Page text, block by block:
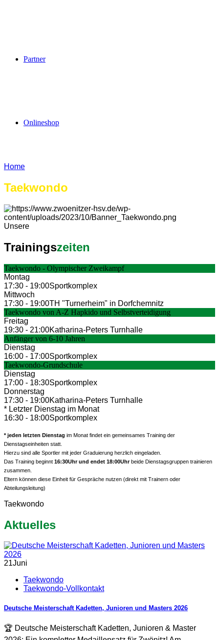
Partner
Onlineshop
Home
Taekwondo
Unsere
Trainingszeiten
Taekwondo - Olympischer Zweikampf
Montag
17:30 - 19:00Sportkomplex
Mittwoch
17:30 - 19:00TH "Turnerheim" in Dorfchemnitz
Taekwondo von A-Z Hapkido und Selbstverteidigung
Freitag
19:30 - 21:00Katharina-Peters Turnhalle
Anfänger von 6-10 Jahren
Dienstag
16:00 - 17:00Sportkomplex
Taekwondo-Grundschule
Dienstag
17:00 - 18:30Sportkomplex
Donnerstag
17:30 - 19:00Katharina-Peters Turnhalle
* Letzter Dienstag im Monat
16:30 - 18:00Sportkomplex
* jeden letzten Dienstag im Monat findet ein gemeinsames Training der
Dienstagseinheiten statt.
Hierzu sind alle Sportler mit jeder Graduierung herzlich eingeladen.
Das Training beginnt 16:30Uhr und endet 18:00Uhrbeide Dienstagsgruppen trainieren
zusammen.
Eltern können diese Einheit für Gespräche nutzen (direkt mit Trainern oder
Abteilungsleitung)
Taekwondo
Aktuelles
21Juni
Taekwondo
Taekwondo-Vollkontakt
Deutsche Meisterschaft Kadetten, Junioren und Masters 2026
🏆 Deutsche Meisterschaft Kadetten, Junioren & Master